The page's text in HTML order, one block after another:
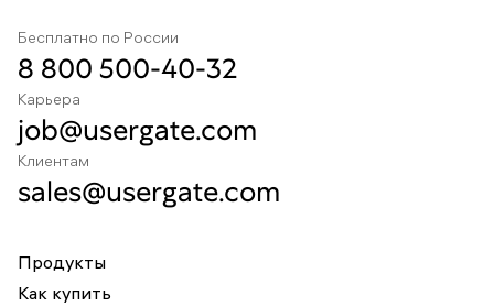
Бесплатно по России
8 800 500-40-32
Карьера
job@usergate.com
Клиентам
sales@usergate.com
Продукты
Как купить